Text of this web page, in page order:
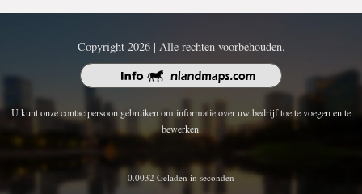
Copyright 2026 | Alle rechten voorbehouden.
U kunt onze contactpersoon gebruiken om informatie over uw bedrijf toe te voegen en te
bewerken.
0.0032 Geladen in seconden